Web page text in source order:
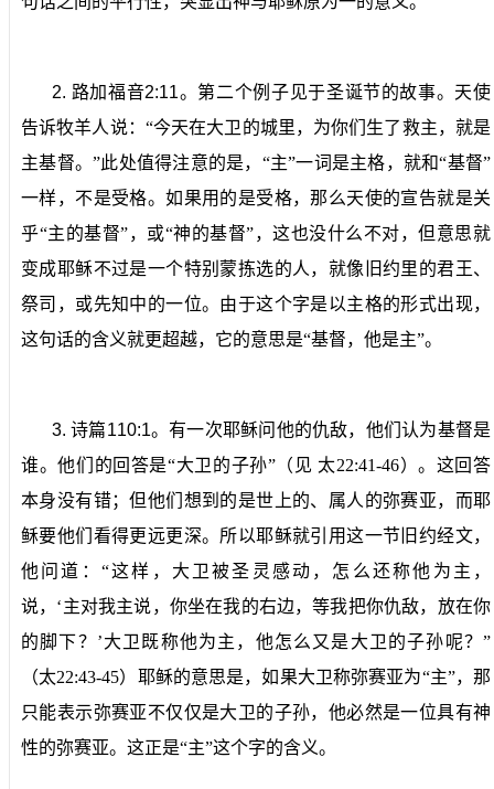
2. 路加福音2:11。 第二个例子见于圣诞节的故事。天使
告诉牧羊人说：“今天在大卫的城里，为你们生了救主，就是
主基督。”此处值得注意的是，“主”一词是主格，就和“基督”
一样，不是受格。如果用的是受格，那么天使的宣告就是关
乎“主的基督”，或“神的基督”，这也没什么不对，但意思就
变成耶稣不过是一个特别蒙拣选的人，就像旧约里的君王、
祭司，或先知中的一位。由于这个字是以主格的形式出现，
这句话的含义就更超越，它的意思是“基督，他是主”。
3.诗篇110:1。有一次耶稣问他的仇敌，他们认为基督是
谁。他们的回答是“大卫的子孙”（见 太22:41-46）。这回答
本身没有错；但他们想到的是世上的、属人的弥赛亚，而耶
稣要他们看得更远更深。所以耶稣就引用这一节旧约经文，
他问道：“这样，大卫被圣灵感动，怎么还称他为主，
说，‘主对我主说，你坐在我的右边，等我把你仇敌，放在你
的脚下？’大卫既称他为主，他怎么又是大卫的子孙呢？”
（太22:43-45）耶稣的意思是，如果大卫称弥赛亚为“主”，那
只能表示弥赛亚不仅仅是大卫的子孙，他必然是一位具有神
性的弥赛亚。这正是“主”这个字的含义。